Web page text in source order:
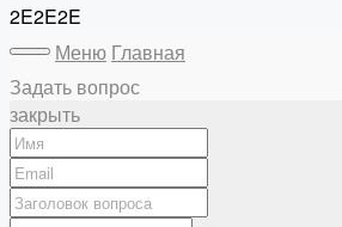
2E2E2E
Меню Главная
Задать вопрос
закрыть